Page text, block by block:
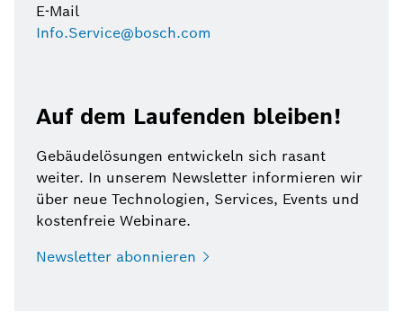
E-Mail
Info.Service@bosch.com
Auf dem Laufenden bleiben!
Gebäudelösungen entwickeln sich rasant
weiter. In unserem Newsletter informieren wir
über neue Technologien, Services, Events und
kostenfreie Webinare.
Newsletter abonnieren